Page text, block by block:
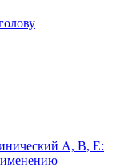
А, В, Е: